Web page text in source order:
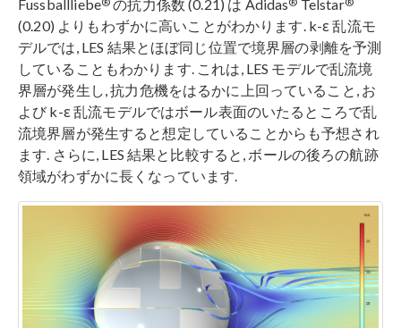
Fussballliebe の抗力係数 (0.21) は Adidas Telstar
(0.20) よりもわずかに高いことがわかります. k-ε 乱流モ
デルでは, LES 結果とほぼ同じ位置で境界層の剥離を予測
していることもわかります. これは, LES モデルで乱流境
界層が発生し, 抗力危機をはるかに上回っていること, お
よび k-ε 乱流モデルではボール表面のいたるところで乱
流境界層が発生すると想定していることからも予想され
ます. さらに, LES 結果と比較すると, ボールの後ろの航跡
領域がわずかに長くなっています.